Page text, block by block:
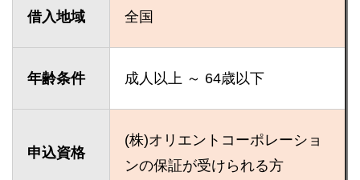
借入地域 全国
年齢条件 成人以上 ～ 64歳以下
申込資格
(株)オリエントコーポレーショ
ンの保証が受けられる方